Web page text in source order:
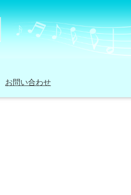
お問い合わせ